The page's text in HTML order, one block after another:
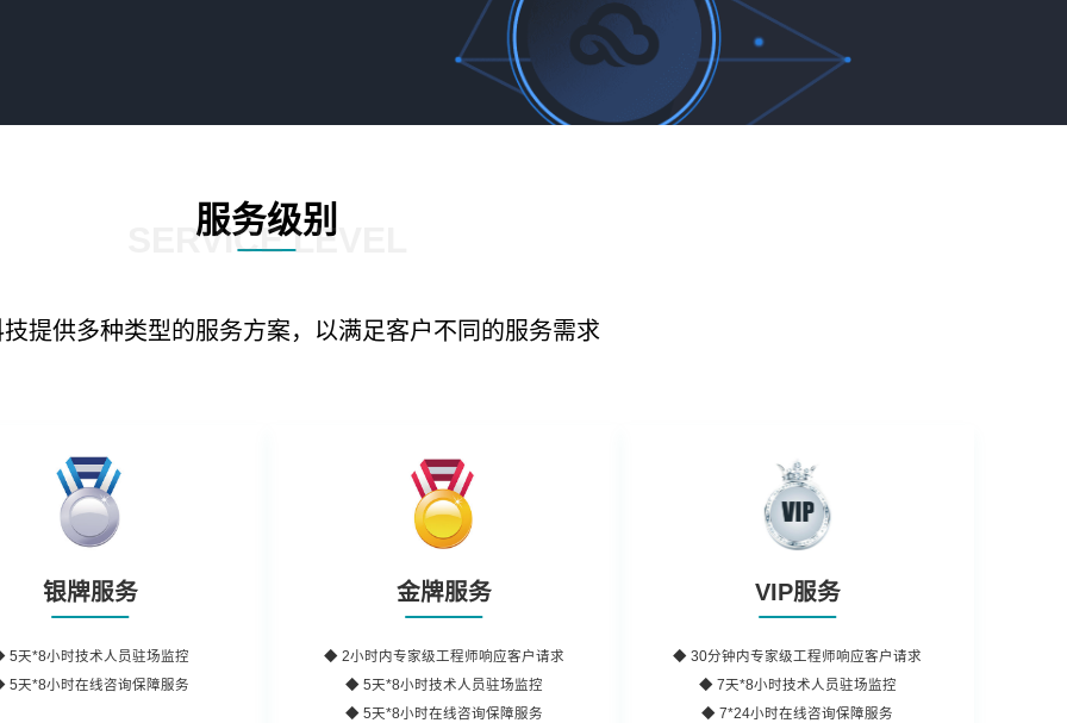
服务级别
SERVICE LEVEL
提供多种类型的服务方案，以满足客户不同的服务需求
银牌服务
5天*8小时技术人员驻场监控
5天*8小时在线咨询保障服务
金牌服务
◆ 2小时内专家级工程师响应客户请求
◆ 5天*8小时技术人员驻场监控
◆ 5天*8小时在线咨询保障服务
VIP服务
◆ 30分钟内专家级工程师响应客户请求
◆ 7天*8小时技术人员驻场监控
◆ 7*24小时在线咨询保障服务